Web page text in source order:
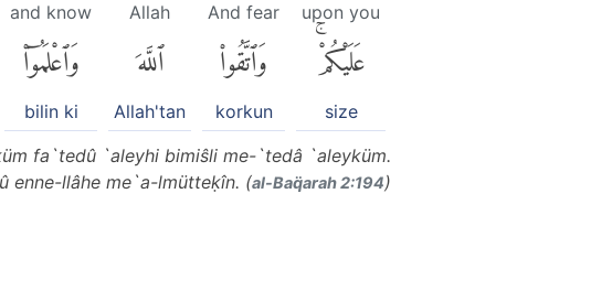
upon you
عَلَيْكُمْۚ
size
And fear
وَٱتَّقُوا۟
korkun
Allah
ٱللَّهَ
Allah'tan
and know
وَٱعْلَمُوٓا۟
bilin ki
fa`tedû `aleyhi bimiŝli me-`tedâ `aleyküm.
enne-llâhe me`a-lmütteḳîn. (al-Baq̈arah 2:194)